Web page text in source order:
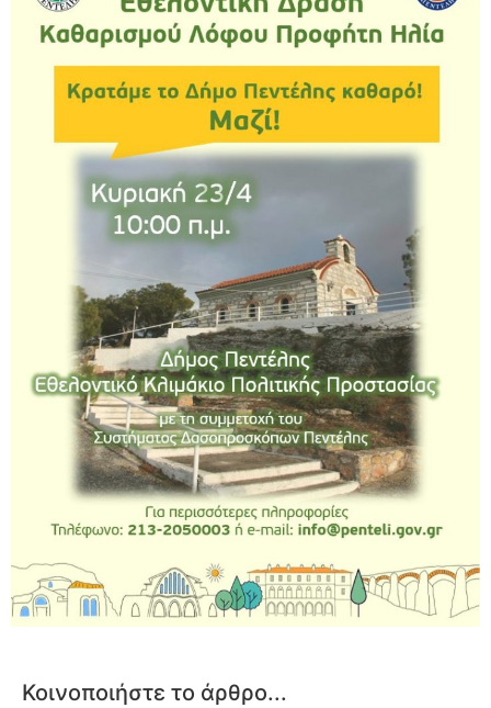
Κοινοποιήστε το άρθρο...